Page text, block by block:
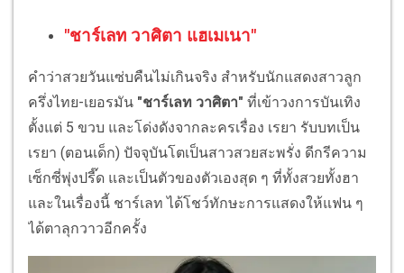
"ชาร์เลท วาศิตา แฮเมเนา"
คำว่าสวยวันแซ่บคืนไม่เกินจริง สำหรับนักแสดงสาวลูก
ครึ่งไทย-เยอรมัน "ชาร์เลท วาศิตา" ที่เข้าวงการบันเทิง
ตั้งแต่ 5 ขวบ และโด่งดังจากละครเรื่อง เรยา รับบทเป็น
เรยา (ตอนเด็ก) ปัจจุบันโตเป็นสาวสวยสะพรั่ง ดีกรีความ
เซ็กซี่พุ่งปรี๊ด และเป็นตัวของตัวเองสุด ๆ ที่ทั้งสวยทั้งฮา
และในเรื่องนี้ ชาร์เลท ได้โชว์ทักษะการแสดงให้แฟน ๆ
ได้ตาลุกวาวอีกครั้ง